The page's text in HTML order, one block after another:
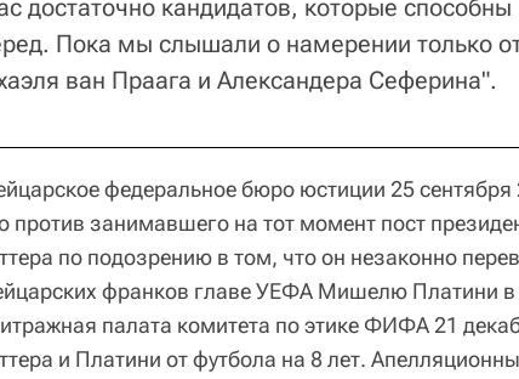
достаточно кандидатов, которые способны
Пока мы слышали о намерении только
ван Праага и Александера Сеферина".
федеральное бюро юстиции 25 сентября
против занимавшего на тот момент пост
по подозрению в том, что он незаконно
франков главе УЕФА Мишелю Платини в
палата комитета по этике ФИФА 21
и Платини от футбола на 8 лет.